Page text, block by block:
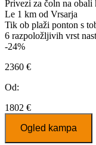
Privezi za čoln na obali
Le 1 km od Vrsarja
Tik ob plaži ponton s
6 razpoložljivih vrst
-24%
2360 €
Od:
1802 €
Ogled kampa